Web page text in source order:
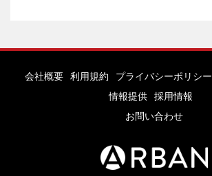
会社概要 利用規約 プライバシーポリシー
情報提供
採用情報
お問い合わせ